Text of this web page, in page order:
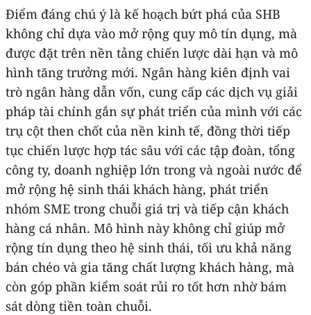
Điểm đáng chú ý là kế hoạch bứt phá của SHB
không chỉ dựa vào mở rộng quy mô tín dụng, mà
được đặt trên nền tảng chiến lược dài hạn và mô
hình tăng trưởng mới. Ngân hàng kiên định vai
trò ngân hàng dẫn vốn, cung cấp các dịch vụ giải
pháp tài chính gắn sự phát triển của mình với các
trụ cột then chốt của nền kinh tế, đồng thời tiếp
tục chiến lược hợp tác sâu với các tập đoàn, tổng
công ty, doanh nghiệp lớn trong và ngoài nước để
mở rộng hệ sinh thái khách hàng, phát triển
nhóm SME trong chuỗi giá trị và tiếp cận khách
hàng cá nhân. Mô hình này không chỉ giúp mở
rộng tín dụng theo hệ sinh thái, tối ưu khả năng
bán chéo và gia tăng chất lượng khách hàng, mà
còn góp phần kiểm soát rủi ro tốt hơn nhờ bám
sát dòng tiền toàn chuỗi.